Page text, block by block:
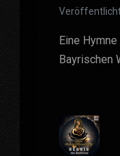
Eine
Bayrischen